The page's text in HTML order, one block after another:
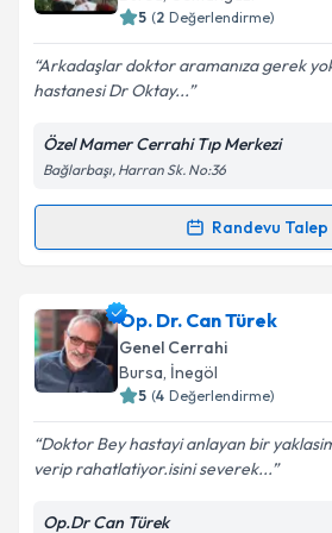
Kişisel verilerimin işlenmesine
Metni'ni okudum ve kişisel
kapsamda işlenmesini kabul
5 (2 Değerlendirme)
Arkadaşlar doktor aramanıza gerek
hastanesi Dr Oktay...
Özel Mamer Cerrahi Tıp Merkezi
Bağlarbaşı, Harran Sk. No:36
Randevu Talep
Randevu Takvimi Talebi
Op. Dr. Oktay Çelikiçin randevu
oluşturun. Size bu uzmandan
takvim hazırlandığında e-posta
Op. Dr. Can Türek
Genel Cerrahi
Bursa, İnegöl
5 (4 Değerlendirme)
Doktor Bey hastayi anlayan bir
verip rahatlatiyor.isini severek...
Op.Dr Can Türek